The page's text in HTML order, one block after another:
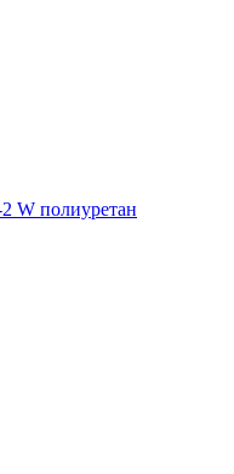
W полиуретан